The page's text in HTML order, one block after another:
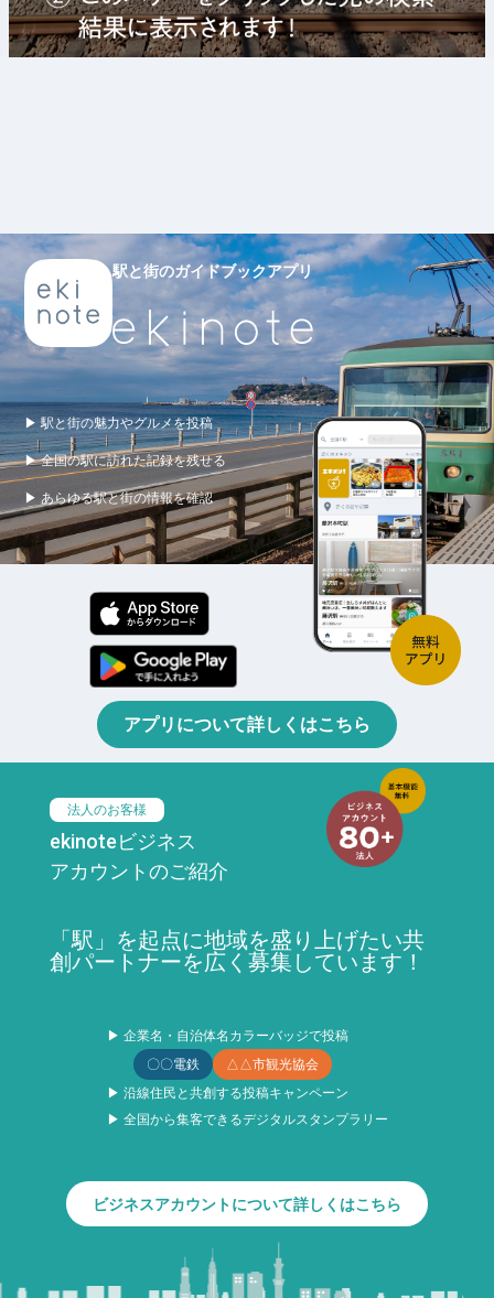
駅と街のガイドブックアプリ
▶ 駅と街の魅力やグルメを投稿
▶ 全国の駅に訪れた記録を残せる
▶ あらゆる駅と街の情報を確認
アプリについて詳しくはこちら
法人のお客様
ekinoteビジネス
アカウントのご紹介
「駅」を起点に地域を盛り上げたい共
創パートナーを広く募集しています！
▶ 企業名・自治体名カラーバッジで投稿
〇〇電鉄
△△市観光協会
▶ 沿線住民と共創する投稿キャンペーン
▶ 全国から集客できるデジタルスタンプラリー
ビジネスアカウントについて詳しくはこちら